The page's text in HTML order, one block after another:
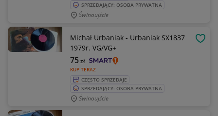
SPRZEDAJĄCY: OSOBA PRYWATNA
Świnoujście
Michał Urbaniak - Urbaniak SX1837
1979r. VG/VG+
KUP TERAZ
75zł
CZĘSTO SPRZEDAJE
SPRZEDAJĄCY: OSOBA PRYWATNA
Świnoujście